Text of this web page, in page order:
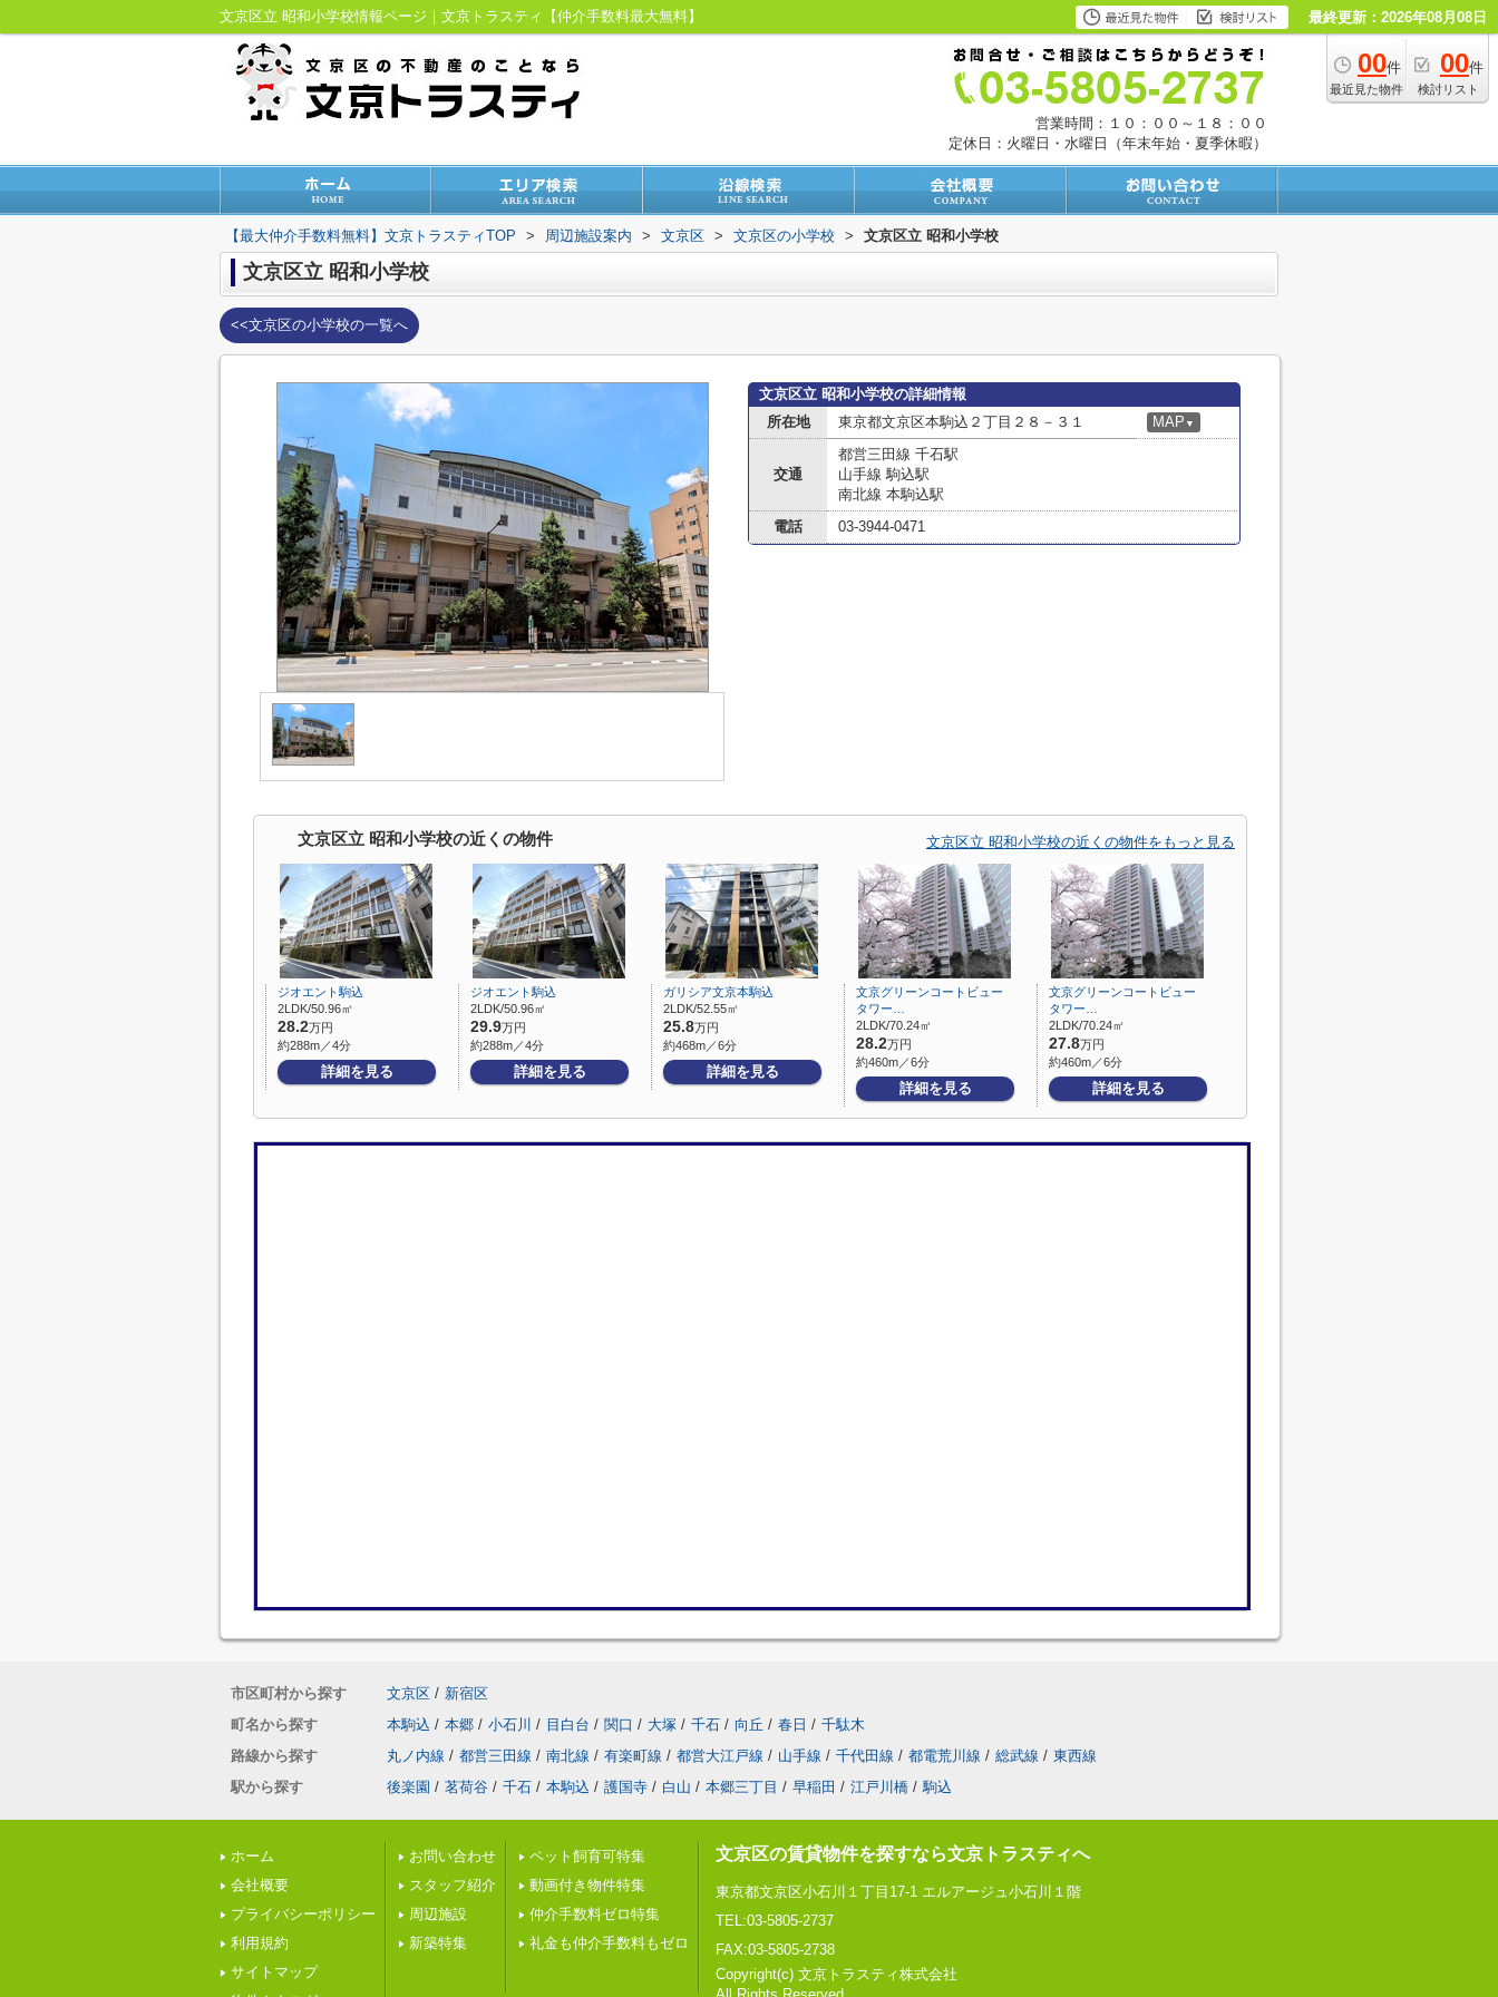
文京区立 昭和小学校情報ページ｜文京トラスティ【仲介手数料最大無料】 最終更新：2026年08月08日
00件
最近見た物件
00件
検討リスト
営業時間：１０：００～１８：００
定休日：火曜日・水曜日（年末年始・夏季休暇）
【最大仲介手数料無料】文京トラスティTOP > 周辺施設案内 > 文京区 > 文京区の小学校 > 文京区立 昭和小学校
文京区立 昭和小学校
<<文京区の小学校の一覧へ
文京区立 昭和小学校の詳細情報
所在地
東京都文京区本駒込２丁目２８－３１ MAP ▼
交通
都営三田線 千石駅
山手線 駒込駅
南北線 本駒込駅
電話
03-3944-0471
文京区立 昭和小学校の近くの物件 文京区立 昭和小学校の近くの物件をもっと見る
ジオエント駒込
2LDK/50.96㎡
28.2万円
約288m／4分
詳細を見る
ジオエント駒込
2LDK/50.96㎡
29.9万円
約288m／4分
詳細を見る
ガリシア文京本駒込
2LDK/52.55㎡
25.8万円
約468m／6分
詳細を見る
文京グリーンコートビュー
タワー…
2LDK/70.24㎡
28.2万円
約460m／6分
詳細を見る
文京グリーンコートビュー
タワー…
2LDK/70.24㎡
27.8万円
約460m／6分
詳細を見る
市区町村から探す 文京区 / 新宿区
町名から探す
本駒込 / 本郷 / 小石川 / 目白台 / 関口 / 大塚 / 千石 / 向丘 / 春日 / 千駄木
路線から探す
丸ノ内線 / 都営三田線 / 南北線 / 有楽町線 / 都営大江戸線 / 山手線 / 千代田線 / 都電荒川線 / 総武線 / 東西線
駅から探す
後楽園 / 茗荷谷 / 千石 / 本駒込 / 護国寺 / 白山 / 本郷三丁目 / 早稲田 / 江戸川橋 / 駒込
ホーム
会社概要
プライバシーポリシー
利用規約
サイトマップ
お問い合わせ
スタッフ紹介
周辺施設
新築特集
ペット飼育可特集
動画付き物件特集
仲介手数料ゼロ特集
礼金も仲介手数料もゼロ
文京区の賃貸物件を探すなら文京トラスティへ
東京都文京区小石川１丁目17-1 エルアージュ小石川１階
TEL:03-5805-2737
FAX:03-5805-2738
Copyright(c) 文京トラスティ株式会社